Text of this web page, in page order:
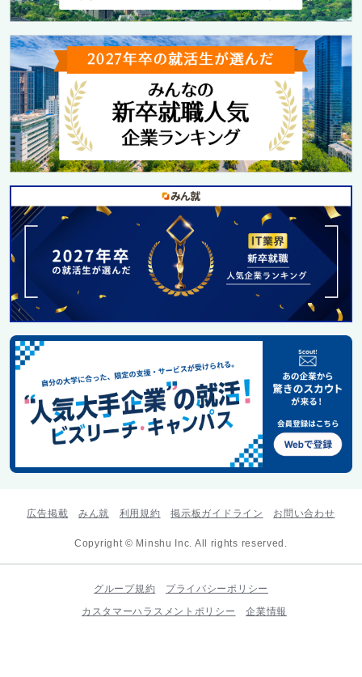
広告掲載 みん就 利用規約 掲示板ガイドライン お問い合わせ
Copyright © Minshu Inc. All rights reserved.
グループ規約
プライバシーポリシー
カスタマーハラスメントポリシー
企業情報